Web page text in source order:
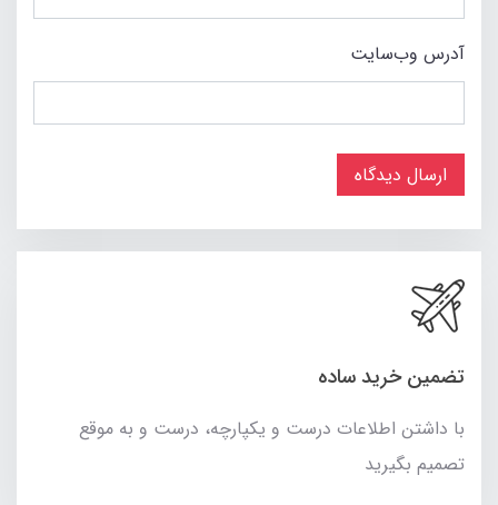
آدرس وب‌سایت
ارسال دیدگاه
تضمین خرید ساده
با داشتن اطلاعات درست و یکپارچه، درست و به موقع
تصمیم بگیرید